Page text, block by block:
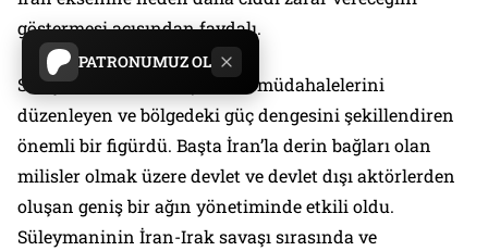
PATRONUMUZ OL
göstermesi açısından faydalı.
Süleymani, İran’ın dış askeri müdahalelerini
düzenleyen ve bölgedeki güç dengesini şekillendiren
önemli bir figürdü. Başta İran’la derin bağları olan
milisler olmak üzere devlet ve devlet dışı aktörlerden
oluşan geniş bir ağın yönetiminde etkili oldu.
Süleymaninin İran-Irak savaşı sırasında ve